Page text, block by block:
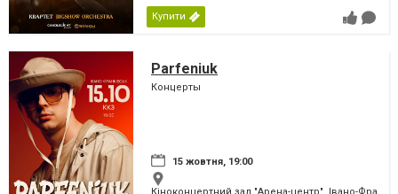
Купити
Parfeniuk
Концерты
15 жовтня, 19:00